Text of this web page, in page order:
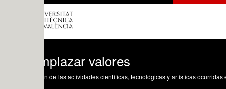
valores
de las actividades científicas, tecnológicas y artísticas ocurridas en los tres